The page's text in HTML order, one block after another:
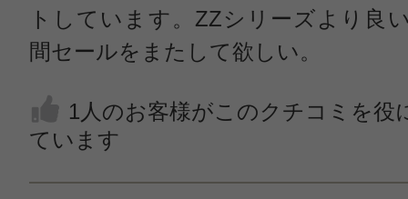
トしています。ZZシリーズより良
間セールをまたして欲しい。
1人のお客様がこのクチコミを役
ています